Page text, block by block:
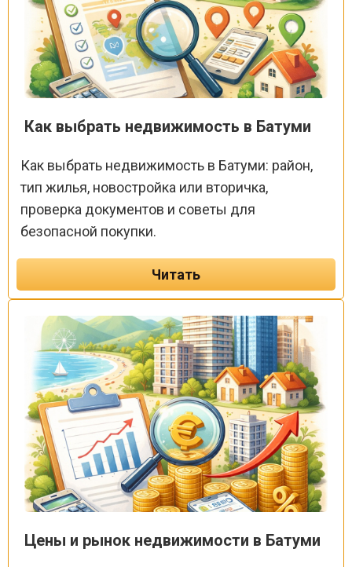
Как выбрать недвижимость в Батуми
Как выбрать недвижимость в Батуми: район,
тип жилья, новостройка или вторичка,
проверка документов и советы для
безопасной покупки.
Читать
Цены и рынок недвижимости в Батуми